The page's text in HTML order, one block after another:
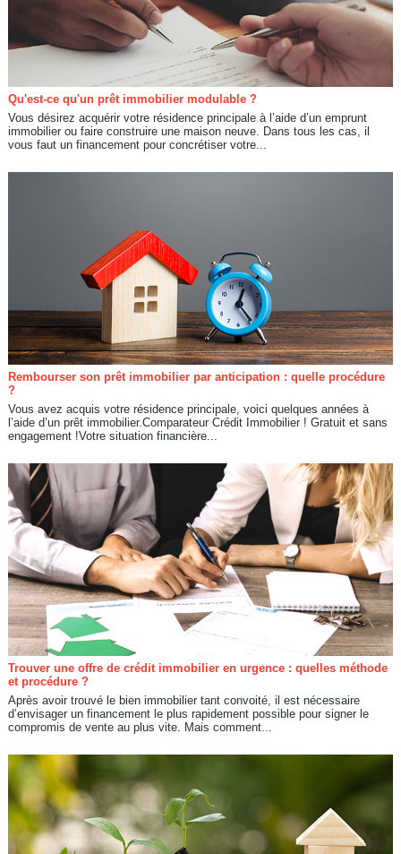
Qu'est-ce qu'un prêt immobilier modulable ?
Vous désirez acquérir votre résidence principale à l’aide d’un emprunt
immobilier ou faire construire une maison neuve. Dans tous les cas, il
vous faut un financement pour concrétiser votre...
Rembourser son prêt immobilier par anticipation : quelle procédure
?
Vous avez acquis votre résidence principale, voici quelques années à
l’aide d’un prêt immobilier.Comparateur Crédit Immobilier ! Gratuit et sans
engagement !Votre situation financière...
Trouver une offre de crédit immobilier en urgence : quelles méthode
et procédure ?
Après avoir trouvé le bien immobilier tant convoité, il est nécessaire
d’envisager un financement le plus rapidement possible pour signer le
compromis de vente au plus vite. Mais comment...